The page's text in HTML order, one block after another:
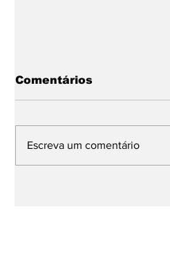
Comentários
Escreva um comentário